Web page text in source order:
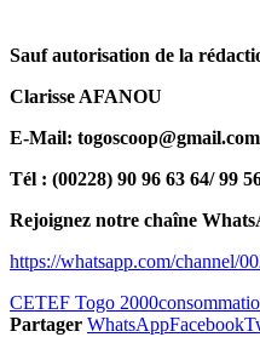
Sauf autorisation de la
Clarisse AFANOU
E-Mail: togoscoop@gmail.com
Tél : (00228) 90 96 63 64/ 99
Rejoignez notre chaîne
https://whatsapp.com/channel/
CETEF Togo 2000
Partager WhatsAppFacebook